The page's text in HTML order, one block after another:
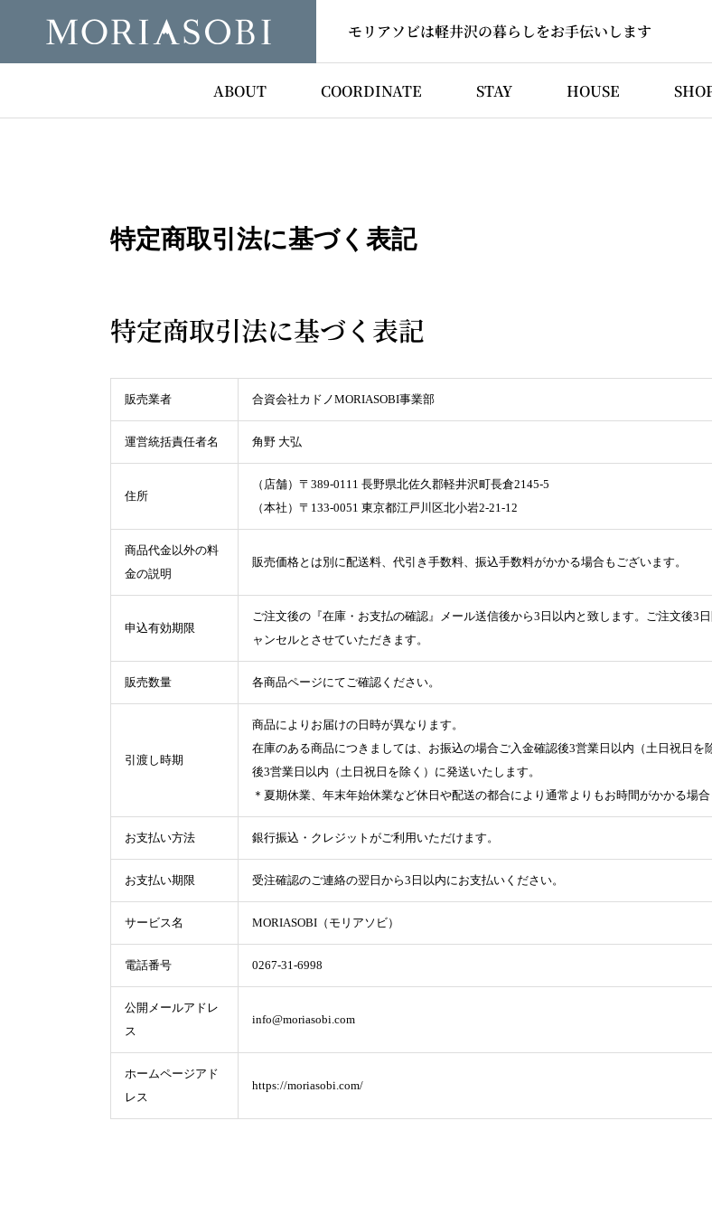
モリアソビは軽井沢の暮らしをお手伝いします
ABOUT COORDINATE STAY HOUSE
特定商取引法に基づく表記
特定商取引法に基づく表記
販売業者 合資会社カドノMORIASOBI事業部
運営統括責任者名 角野 大弘
住所
（店舗）〒389-0111 長野県北佐久郡軽井沢町長倉2145-5
（本社）〒133-0051 東京都江戸川区北小岩2-21-12
商品代金以外の料
金の説明
販売価格とは別に配送料、代引き手数料、振込手数料がかかる場合もございます。
申込有効期限
ご注文後の『在庫・お支払の確認』メール送信後から3日以内と致します。ご注文後3
ャンセルとさせていただきます。
販売数量 各商品ページにてご確認ください。
引渡し時期
商品によりお届けの日時が異なります。
在庫のある商品につきましては、お振込の場合ご入金確認後3営業日以内（土日祝日
後3営業日以内（土日祝日を除く）に発送いたします。
＊夏期休業、年末年始休業など休日や配送の都合により通常よりもお時間がかかる場
お支払い方法 銀行振込・クレジットがご利用いただけます。
お支払い期限 受注確認のご連絡の翌日から3日以内にお支払いください。
サービス名 MORIASOBI（モリアソビ）
電話番号 0267-31-6998
公開メールアドレ
ス
info@moriasobi.com
ホームページアド
レス
https://moriasobi.com/